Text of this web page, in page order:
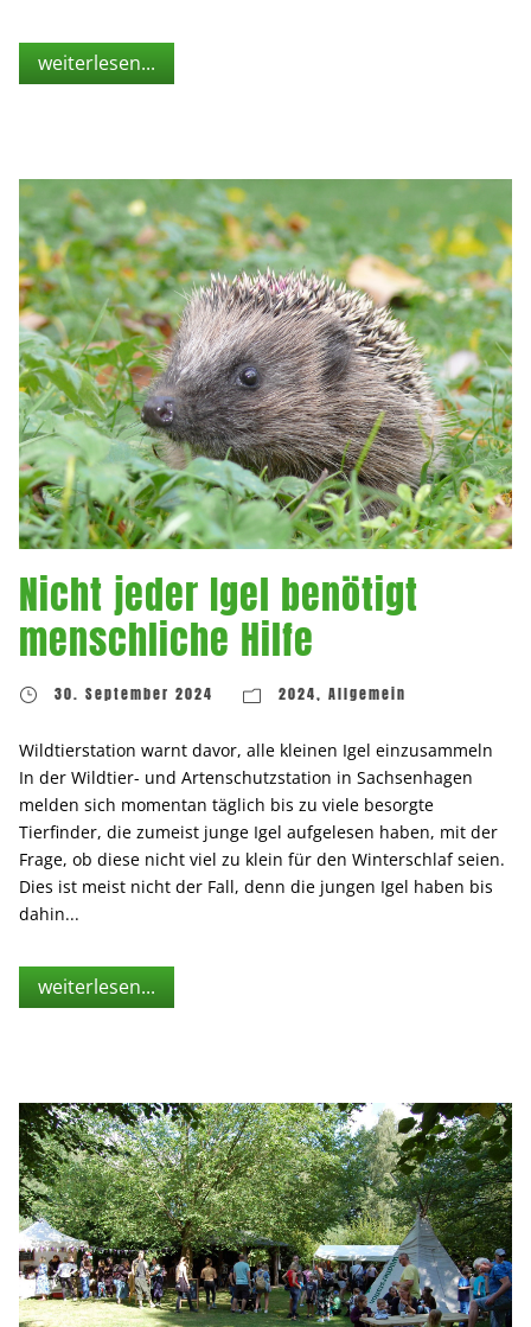
weiterlesen...
Nicht jeder Igel benötigt
menschliche Hilfe
30. September 2024 2024, Allgemein
Wildtierstation warnt davor, alle kleinen Igel einzusammeln
In der Wildtier- und Artenschutzstation in Sachsenhagen
melden sich momentan täglich bis zu viele besorgte
Tierfinder, die zumeist junge Igel aufgelesen haben, mit der
Frage, ob diese nicht viel zu klein für den Winterschlaf seien.
Dies ist meist nicht der Fall, denn die jungen Igel haben bis
dahin...
weiterlesen...